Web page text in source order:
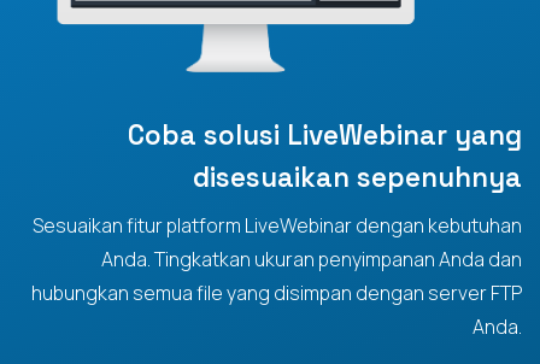
Coba solusi LiveWebinar yang
disesuaikan sepenuhnya
Sesuaikan fitur platform LiveWebinar dengan kebutuhan
Anda. Tingkatkan ukuran penyimpanan Anda dan
hubungkan semua file yang disimpan dengan server FTP
Anda.